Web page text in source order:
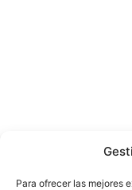
Para ofrecer las mejores